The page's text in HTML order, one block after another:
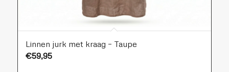
Linnen jurk met kraag – Taupe
€59,95